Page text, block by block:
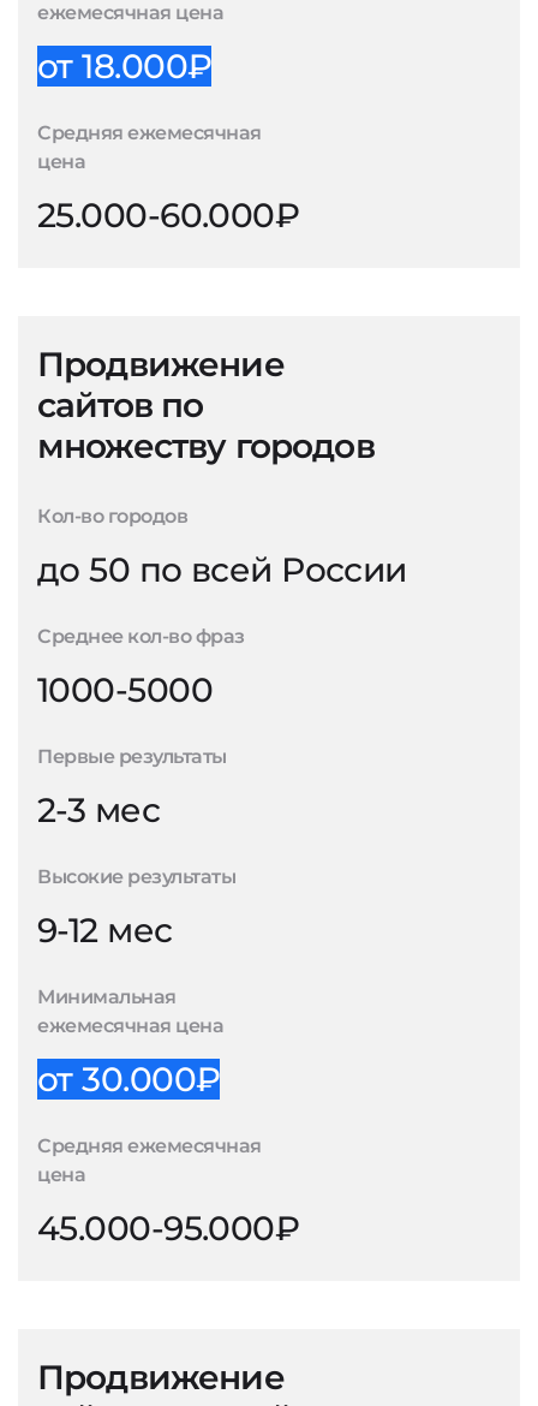
ежемесячная цена
от 18.000₽
Средняя ежемесячная
цена
25.000-60.000₽
Продвижение
сайтов по
множеству городов
Кол-во городов
до 50 по всей России
Среднее кол-во фраз
1000-5000
Первые результаты
2-3 мес
Высокие результаты
9-12 мес
Минимальная
ежемесячная цена
от 30.000₽
Средняя ежемесячная
цена
45.000-95.000₽
Продвижение